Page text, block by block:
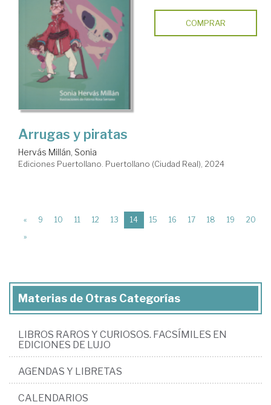
COMPRAR
Arrugas y piratas
Hervás Millán, Sonia
Ediciones Puertollano. Puertollano (Ciudad Real), 2024
« 9 10 11 12 13 14(current)
15 16 17 18 19
20
»
Materias de Otras Categorías
LIBROS RAROS Y CURIOSOS. FACSÍMILES EN
EDICIONES DE LUJO
AGENDAS Y LIBRETAS
CALENDARIOS